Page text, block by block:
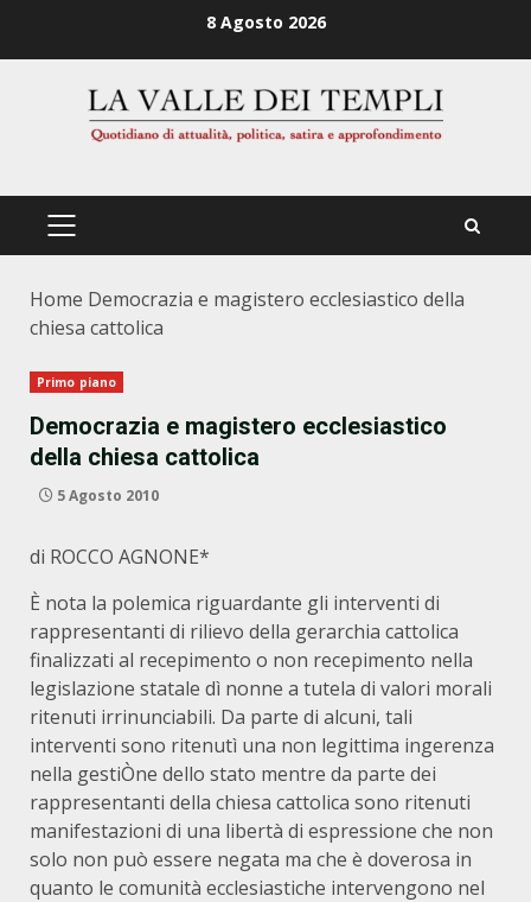
8 Agosto 2026
PRIMÄRES
Home Democrazia e magistero ecclesiastico della
chiesa cattolica
Primo piano
Democrazia e magistero ecclesiastico
della chiesa cattolica
5 Agosto 2010
di ROCCO AGNONE*
È nota la polemica riguardante gli interventi di
rappresentanti di rilievo della gerarchia cattolica
finalizzati al recepimento o non recepimento nella
legislazione statale dì nonne a tutela di valori morali
ritenuti irrinunciabili. Da parte di alcuni, tali
interventi sono ritenutì una non legittima ingerenza
nella gestiÒne dello stato mentre da parte dei
rappresentanti della chiesa cattolica sono ritenuti
manifestazioni di una libertà di espressione che non
solo non può essere negata ma che è doverosa in
quanto le comunità ecclesiastiche intervengono nel